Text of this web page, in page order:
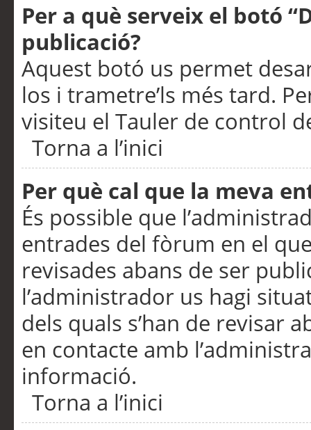
Per a què serveix el botó
publicació?
Aquest botó us permet
los i trametre’ls més tard.
visiteu el Tauler de control
Torna a l’inici
Per què cal que la meva
És possible que
entrades del fòrum en el
revisades abans de ser
l’administrador us hagi
dels quals s’han de revisar
en contacte amb
informació.
Torna a l’inici